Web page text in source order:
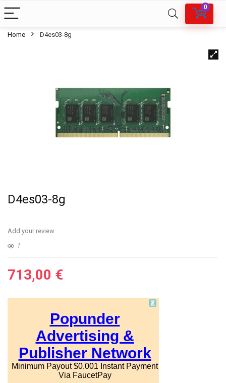
0
Home D4es03-8g
D4es03-8g
Add your review
1
713,00 €